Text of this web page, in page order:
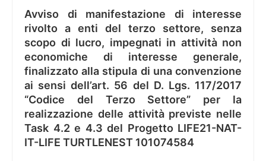
Avviso di manifestazione di interesse
rivolto a enti del terzo settore, senza
scopo di lucro, impegnati in attività non
economiche di interesse generale,
finalizzato alla stipula di una convenzione
ai sensi dell’art. 56 del D. Lgs. 117/2017
“Codice del Terzo Settore” per la
realizzazione delle attività previste nelle
Task 4.2 e 4.3 del Progetto LIFE21-NAT-
IT-LIFE TURTLENEST 101074584